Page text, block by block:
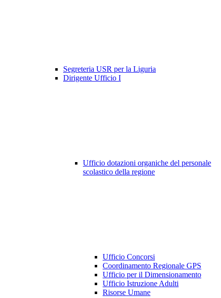
Segreteria USR per la Liguria
Dirigente Ufficio I
Ufficio dotazioni organiche del personale
scolastico della regione
Ufficio Concorsi
Coordinamento Regionale GPS
Ufficio per il Dimensionamento
Ufficio Istruzione Adulti
Risorse Umane